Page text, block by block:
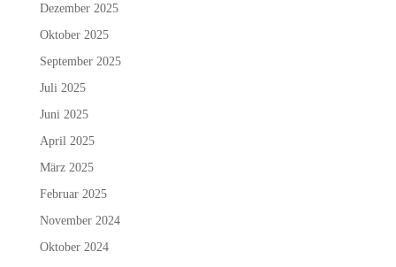
Dezember 2025
Oktober 2025
September 2025
Juli 2025
Juni 2025
April 2025
März 2025
Februar 2025
November 2024
Oktober 2024